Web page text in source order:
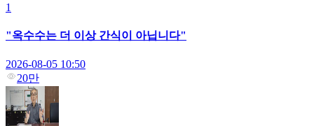
1
"옥수수는 더 이상 간식이 아닙니다"
2026-08-05 10:50
20만